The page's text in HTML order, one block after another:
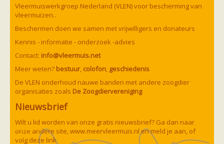
Vleermuizen in de tuin
Aankondiging activiteiten
Ik ben op zoek naar een detector
Ecologie en soorten
Hoe vleermuizen leven
Voedsel en jagen
Verblijfplaatsen
Echolocatie
Soorten
Baardvleermuis
Bechsteins vleermuis
Bosvleermuis
Brandt's vleermuis
Bruine of gewone grootoorvleermuis
Franjestaart
Gewone dwergvleermuis
Paul van Hoof
Vleermuiswerkgroep Nederland (VLEN) voor bescherming van
vleermuizen..
Beschermen doen we samen met vrijwilligers en donateurs
Kennis - informatie - onderzoek -advies
Contact: info@vleermuis.net
Meer weten? bestuur, colofon, geschiedenis
De VLEN onderhoud nauwe banden met andere zoogdier
organisaties zoals De Zoogdiervereniging
Nieuwsbrief
Wilt u lid worden van onze gratis nieuwsbrief? Ga dan naar
onze andere site,www.meervleermuis.nlen meld je aan, of
volg deze link